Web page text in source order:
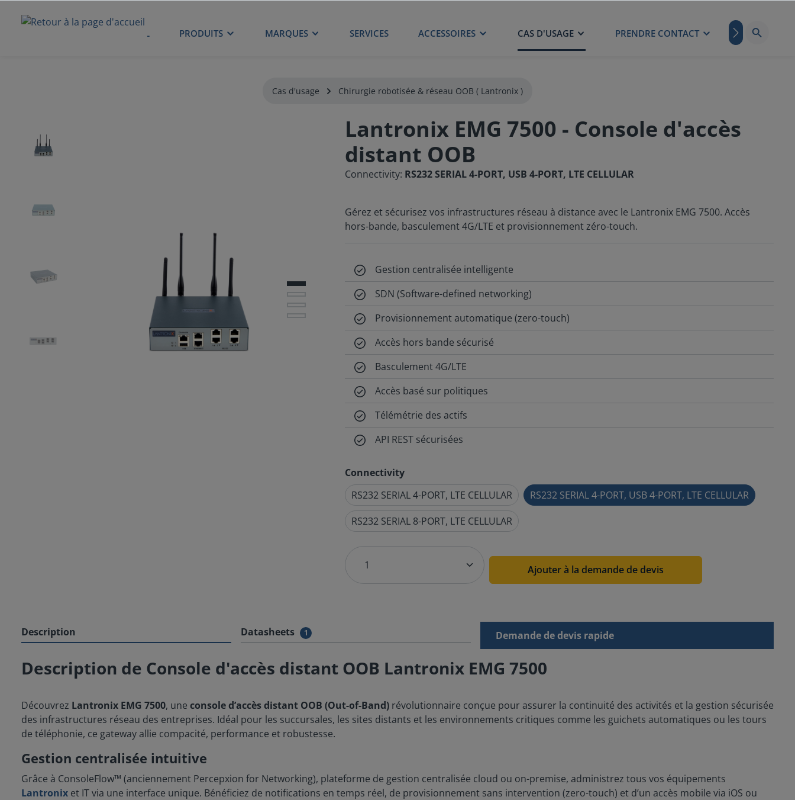
ACCUEIL PRODUITS MARQUES SERVICES ACCESSOIRES CAS D'USAGE PRENDRE CONTACT BLOG
Cas d'usage Chirurgie robotisée & réseau OOB ( Lantronix )
Lantronix EMG 7500 - Console d'accès
distant OOB
Connectivity: RS232 SERIAL 4-PORT, USB 4-PORT, LTE CELLULAR
Gérez et sécurisez vos infrastructures réseau à distance avec le Lantronix EMG 7500. Accès
hors-bande, basculement 4G/LTE et provisionnement zéro-touch.
Gestion centralisée intelligente
SDN (Software-defined networking)
Provisionnement automatique (zero-touch)
Accès hors bande sécurisé
Basculement 4G/LTE
Accès basé sur politiques
Télémétrie des actifs
API REST sécurisées
Connectivity
RS232 SERIAL 4-PORT, LTE CELLULAR
RS232 SERIAL 4-PORT, USB 4-PORT, LTE CELLULAR
RS232 SERIAL 8-PORT, LTE CELLULAR
Ajouter à la demande de devis
Description Datasheets 1 Demande de devis rapide
Description de Console d'accès distant OOB Lantronix EMG 7500
Découvrez Lantronix EMG 7500, une console d’accès distant OOB (Out-of-Band) révolutionnaire conçue pour assurer la continuité des activités et la gestion sécurisée
des infrastructures réseau des entreprises. Idéal pour les succursales, les sites distants et les environnements critiques comme les guichets automatiques ou les tours
de téléphonie, ce gateway allie compacité, performance et robustesse.
Gestion centralisée intuitive
Grâce à ConsoleFlow™ (anciennement Percepxion for Networking), plateforme de gestion centralisée cloud ou on-premise, administrez tous vos équipements
Lantronix et IT via une interface unique. Bénéficiez de notifications en temps réel, de provisionnement sans intervention (zero-touch) et d’un accès mobile via iOS ou